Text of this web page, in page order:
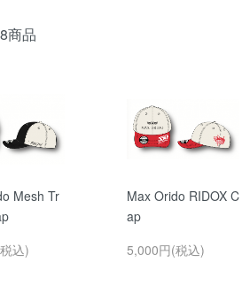
商品
Mesh Tr
込)
Max Orido RIDOX C
ap
5,000円(税込)